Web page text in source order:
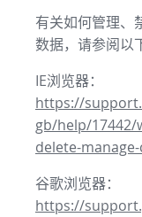
有关如何管理、
数据，请参阅以
IE浏览器：
https://
gb/help/
delete-
谷歌浏览器：
https://